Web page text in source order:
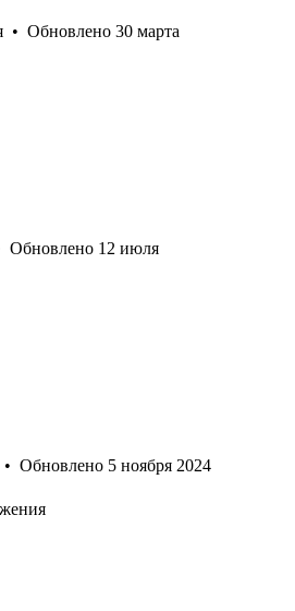
• Обновлено 30 марта
Обновлено 12 июля
• Обновлено 5 ноября 2024